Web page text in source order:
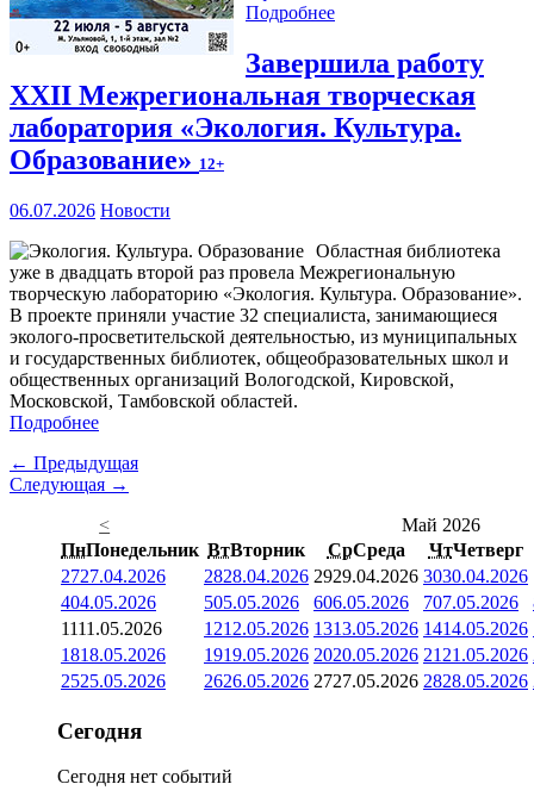
Подробнее
Завершила работу
XXII Межрегиональная творческая
лаборатория «Экология. Культура.
Образование» 12+
06.07.2026 Новости
Областная библиотека
уже в двадцать второй раз провела Межрегиональную
творческую лабораторию «Экология. Культура. Образование».
В проекте приняли участие 32 специалиста, занимающиеся
эколого-просветительской деятельностью, из муниципальных
и государственных библиотек, общеобразовательных школ и
общественных организаций Вологодской, Кировской,
Московской, Тамбовской областей.
Подробнее
← Предыдущая
Следующая →
<
Май 2026
ПнПонедельник ВтВторник СрСреда ЧтЧетверг
2727.04.2026 2828.04.2026 2929.04.2026 3030.04.2026
404.05.2026 505.05.2026 606.05.2026 707.05.2026
1111.05.2026 1212.05.2026 1313.05.2026 1414.05.2026
1818.05.2026 1919.05.2026 2020.05.2026 21 21.05.2026
2525.05.2026 2626.05.2026 2727.05.2026 2828.05.2026
Сегодня
Сегодня нет событий